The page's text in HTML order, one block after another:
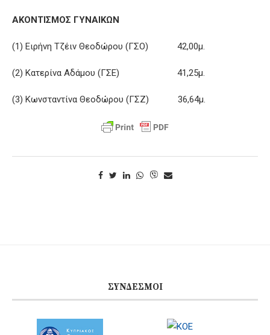
ΑΚΟΝΤΙΣΜΟΣ ΓΥΝΑΙΚΩΝ
(1) Ειρήνη Τζέιν Θεοδώρου (ΓΣΟ) 42,00μ.
(2) Κατερίνα Αδάμου (ΓΣΕ) 41,25μ.
(3) Κωνσταντίνα Θεοδώρου (ΓΣΖ) 36,64μ.
ΣΎΝΔΕΣΜΟΙ